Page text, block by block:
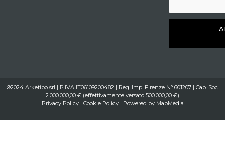
®2024 Arketipo srl | P.IVA IT06109200482 | Reg. Imp. Firenze N° 601207 | Cap. Soc.
2.000.000,00 € (effettivamente versato 500.000,00 €)
Privacy Policy| Cookie Policy| Powered by MapMedia